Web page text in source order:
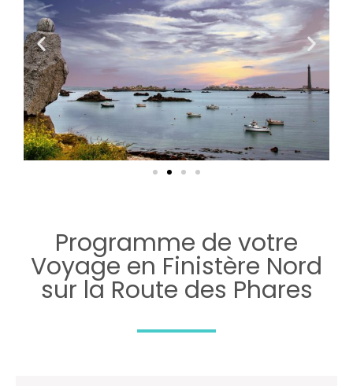
Programme de votre
Voyage en Finistère Nord
sur la Route des Phares